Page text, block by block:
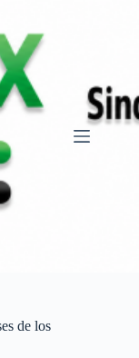
de los